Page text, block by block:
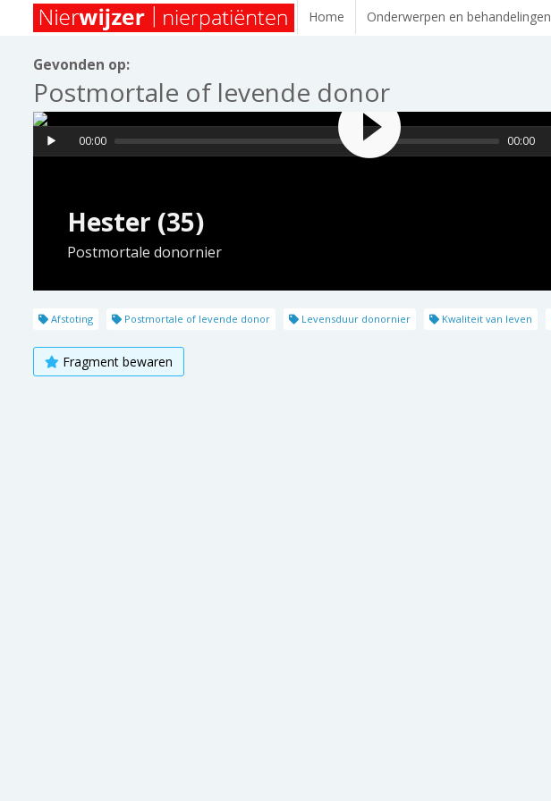
Home Onderwerpen en behandelingen
Gevonden op:
Postmortale of levende donor
Hester (35)
Postmortale donornier
00:00 00:00
Afstoting Postmortale of levende donor Levensduur donornier Kwaliteit van leven
Fragment bewaren